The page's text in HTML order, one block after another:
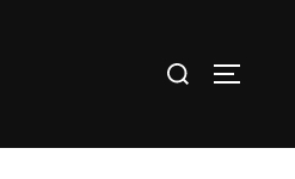
Caută